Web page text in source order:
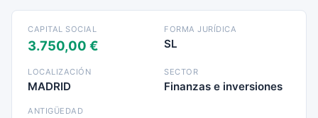
CAPITAL SOCIAL
3.750,00 €
FORMA JURÍDICA
SL
LOCALIZACIÓN
MADRID
SECTOR
Finanzas e inversiones
ANTIGÜEDAD